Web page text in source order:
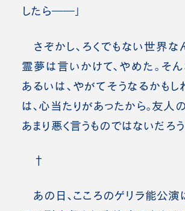
したら――」
さぞかし、ろくでもない世界な
霊夢は言いかけて、やめた。そん
あるいは、やがてそうなるかも
は、心当たりがあったから。友人
あまり悪く言うものではないだろう
†
あの日、こころのゲリラ能公演